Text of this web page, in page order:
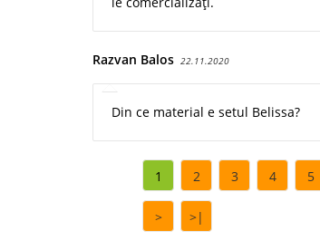
Razvan Balos 22.11.2020
Din ce material e setul Belissa?
1 2 3 4 5
> >|